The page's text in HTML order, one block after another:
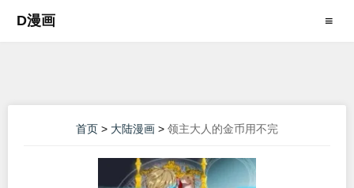
D漫画 ≡
首页 > 大陆漫画 > 领主大人的金币用不完